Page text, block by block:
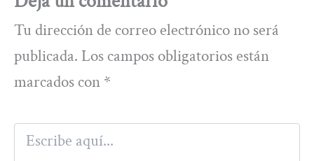
Tu dirección de correo electrónico no será
publicada. Los campos obligatorios están
marcados con *
Escribe
aquí...